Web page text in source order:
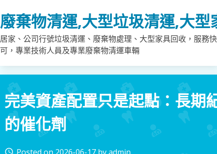
to
content
廢棄物清運,大型垃圾清運,大
居家、公司行號垃圾清運、廢棄物處理、大型家具回收，服務
可，專業技術人員及專業廢棄物清運車輛
完美資產配置只是起點：長期
的催化劑
access_time